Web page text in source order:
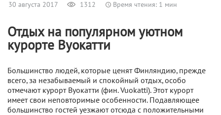
30 августа 2017 1312 Время чтения: 1 мин
Отдых на популярном уютном
курорте Вуокатти
Большинство людей, которые ценят Финляндию, прежде
всего, за незабываемый и спокойный отдых, особо
отмечают курорт Вуокатти (фин. Vuokatti). Этот курорт
имеет свои неповторимые особенности. Подавляющее
большинство гостей уезжают отсюда с положительными